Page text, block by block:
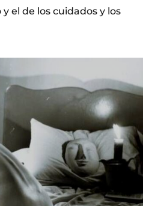
el de los cuidados y los